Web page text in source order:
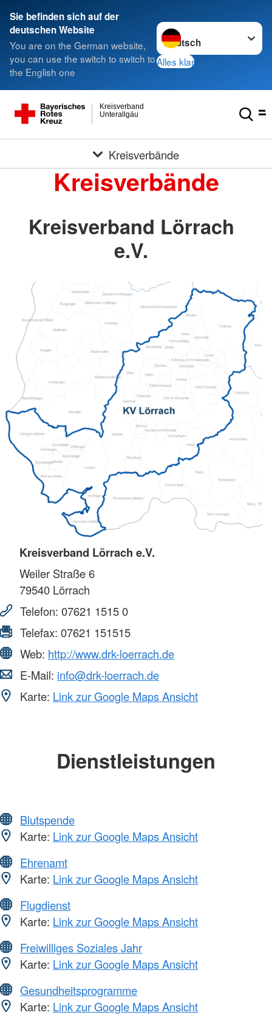
Sie befinden sich auf der
deutschen Website
You are on the German website,
you can use the switch to switch to
the English one
Sprache wechseln zu
Alles klar
Unterallgäu
Kreisverband
Kreisverbände
Kreisverbände
Kreisverband Lörrach
e.V.
Kreisverband Lörrach e.V.
Weiler Straße 6
79540 Lörrach
Telefon: 07621 1515 0
Telefax: 07621 151515
Web: http://www.drk-loerrach.de
E-Mail: info@drk-loerrach.de
Karte: Link zur Google Maps Ansicht
Dienstleistungen
Blutspende
Karte: Link zur Google Maps Ansicht
Ehrenamt
Karte: Link zur Google Maps Ansicht
Flugdienst
Karte: Link zur Google Maps Ansicht
Freiwilliges Soziales Jahr
Karte: Link zur Google Maps Ansicht
Gesundheitsprogramme
Karte: Link zur Google Maps Ansicht